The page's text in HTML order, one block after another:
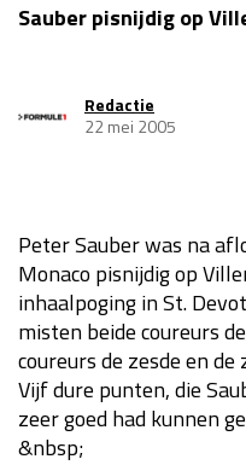
Race
Kwalificatie
Race
GP SINGAPORE 2026
Race
GP VERENIGDE
Sauber pisnijdig op
Redactie
22 mei 2005
Peter Sauber was na
Monaco pisnijdig op
inhaalpoging in St.
misten beide coureurs
coureurs de zesde en
Vijf dure punten, die
zeer goed had kunnen
&nbsp;